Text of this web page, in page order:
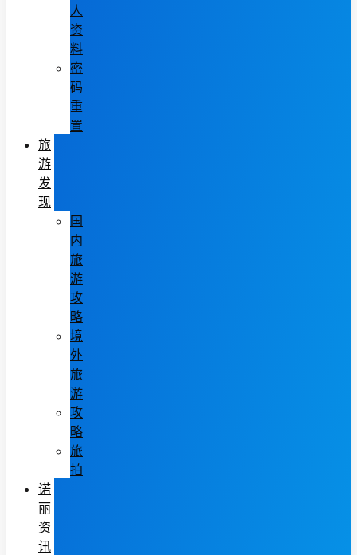
人
资
料
密
码
重
置
旅
游
发
现
国
内
旅
游
攻
略
境
外
旅
游
攻
略
旅
拍
诺
丽
资
讯